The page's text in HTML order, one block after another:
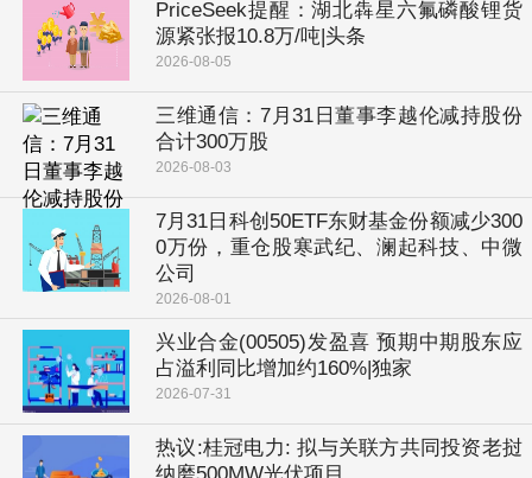
PriceSeek提醒：湖北犇星六氟磷酸锂货
源紧张报10.8万/吨|头条
2026-08-05
三维通信：7月31日董事李越伦减持股份
合计300万股
2026-08-03
7月31日科创50ETF东财基金份额减少300
0万份，重仓股寒武纪、澜起科技、中微
公司
2026-08-01
兴业合金(00505)发盈喜 预期中期股东应
占溢利同比增加约160%|独家
2026-07-31
热议:桂冠电力: 拟与关联方共同投资老挝